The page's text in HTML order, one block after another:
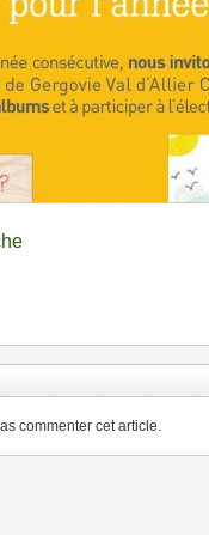
commenter cet article.